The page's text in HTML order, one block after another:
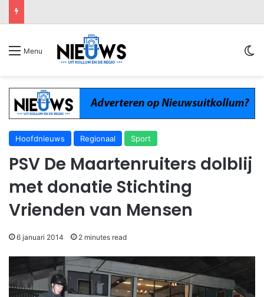
Menu
Hoofdnieuws Regionaal Sport
PSV De Maartenruiters dolblij
met donatie Stichting
Vrienden van Mensen
6 januari 2014 2 minutes read